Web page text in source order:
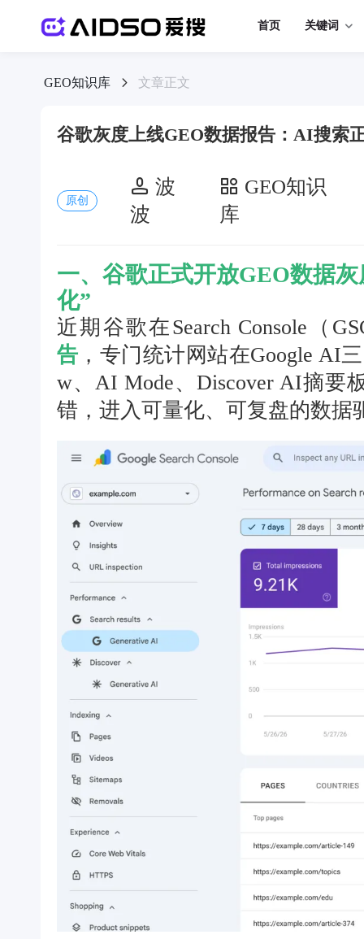
首页 关键词
GEO知识库 文章正文
谷歌灰度上线GEO数据报告：AI搜索
原创
波
波
GEO知识
库
一、谷歌正式开放GEO数据
化”
近期谷歌在Search Console（
告 ，专门统计网站在Google AI
w、AI Mode、Discover AI摘要
错，进入可量化、可复盘的数据